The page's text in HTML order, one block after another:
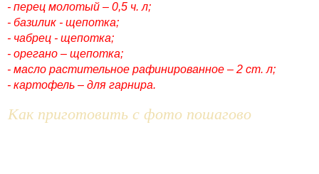
- перец молотый – 0,5 ч. л;
- базилик - щепотка;
- чабрец - щепотка;
- орегано – щепотка;
- масло растительное рафинированное – 2 ст. л;
- картофель – для гарнира.
Как приготовить с фото пошагово